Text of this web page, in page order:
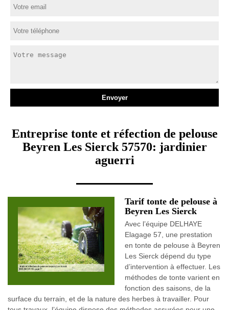
Entreprise tonte et réfection de pelouse
Beyren Les Sierck 57570: jardinier
aguerri
Tarif tonte de pelouse à
Beyren Les Sierck
Avec l’équipe DELHAYE
Elagage 57, une prestation
en tonte de pelouse à Beyren
Les Sierck dépend du type
d’intervention à effectuer. Les
méthodes de tonte varient en
fonction des saisons, de la
surface du terrain, et de la nature des herbes à travailler. Pour